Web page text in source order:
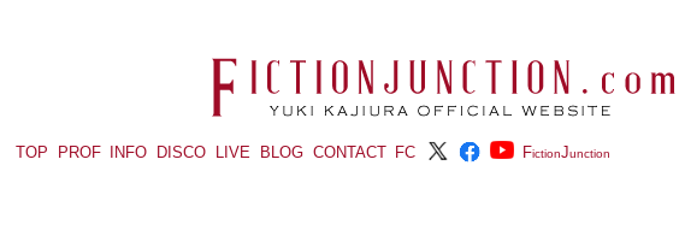
TOP PROF INFO DISCO LIVE BLOG CONTACT FC FictionJunction